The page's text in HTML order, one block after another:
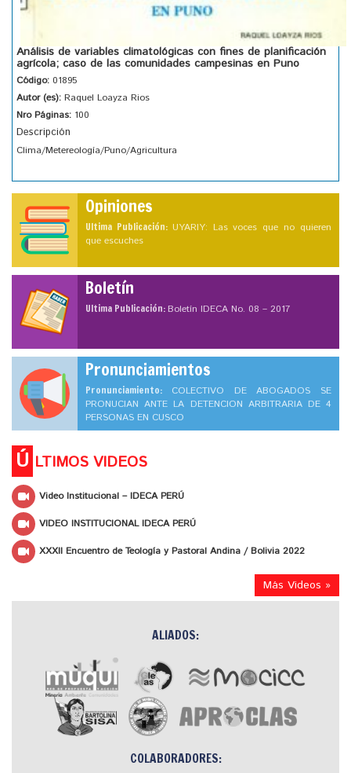
Análisis de variables climatológicas con fines de planificación
agrícola; caso de las comunidades campesinas en Puno
Código: 01895
Autor (es): Raquel Loayza Rios
Nro Páginas: 100
Descripción
Clima/Metereología/Puno/Agricultura
Opiniones
Ultima Publicación: UYARIY: Las voces que no quieren
que escuches
Boletín
Ultima Publicación:Boletín IDECA No. 08 – 2017
Pronunciamientos
Pronunciamiento: COLECTIVO DE ABOGADOS SE
PRONUCIAN ANTE LA DETENCION ARBITRARIA DE 4
PERSONAS EN CUSCO
Ú LTIMOS VIDEOS
Video Institucional – IDECA PERÚ
VIDEO INSTITUCIONAL IDECA PERÚ
XXXII Encuentro de Teología y Pastoral Andina / Bolivia 2022
Más Videos »
ALIADOS:
COLABORADORES: